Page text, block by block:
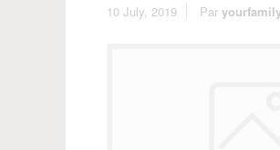
10 July, 2019 Par